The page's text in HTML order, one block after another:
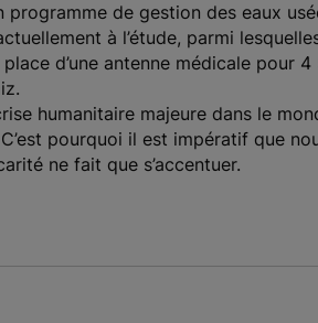
programme de gestion des eaux
à l’étude, parmi
d’une antenne médicale pour
humanitaire majeure dans le
pourquoi il est impératif que
ne fait que s’accentuer.